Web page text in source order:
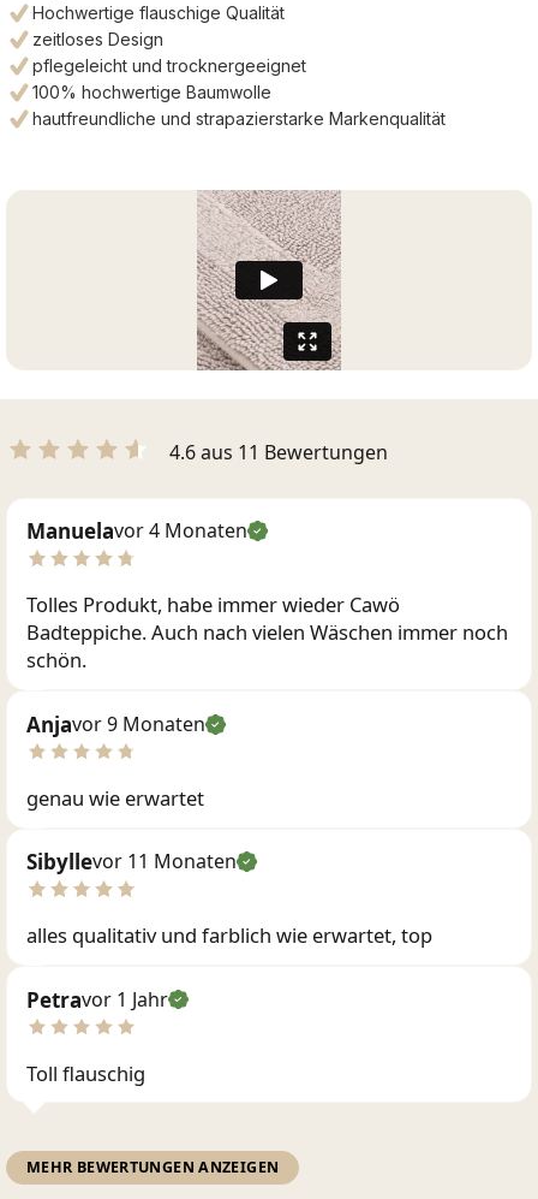
Hochwertige flauschige Qualität
zeitloses Design
pflegeleicht und trocknergeeignet
100% hochwertige Baumwolle
hautfreundliche und strapazierstarke Markenqualität
4.6 aus 11 Bewertungen
Manuelavor 4 Monaten
Tolles Produkt, habe immer wieder Cawö
Badteppiche. Auch nach vielen Wäschen immer noch
schön.
Anjavor 9 Monaten
genau wie erwartet
Sibyllevor 11 Monaten
alles qualitativ und farblich wie erwartet, top
Petravor 1 Jahr
Toll flauschig
MEHR BEWERTUNGEN ANZEIGEN